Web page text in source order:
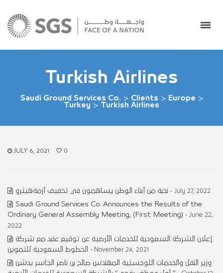
Turkish Airlines
Saudi Ground Services Co. > Clients > Europe >
Turkey > Turkish Airlines
JULY 6, 2021 0
نخبة من أبناء الوطن يساهمون في تخفيف أزمةهيثرو - July 27, 2022
Saudi Ground Services Co. Announces the Results of the
Ordinary General Assembly Meeting, (First Meeting) - June 22,
2022
إعلان الشركة السعودية للخدمات الأرضية عن توقيع عقد مع شركة
الخطوط السعودية للتموين
- November 24, 2021
وزير النقل والخدمات اللوجستية المهندس صالح بن ناصر الجاسر يدشن